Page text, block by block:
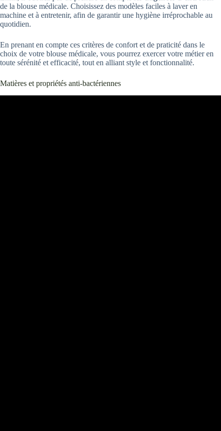
de la blouse médicale. Choisissez des modèles faciles à laver en
machine et à entretenir, afin de garantir une hygiène irréprochable au
quotidien.
En prenant en compte ces critères de confort et de praticité dans le
choix de votre blouse médicale, vous pourrez exercer votre métier en
toute sérénité et efficacité, tout en alliant style et fonctionnalité.
Matières et propriétés anti-bactériennes